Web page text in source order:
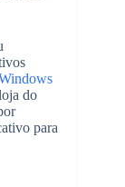
do
para